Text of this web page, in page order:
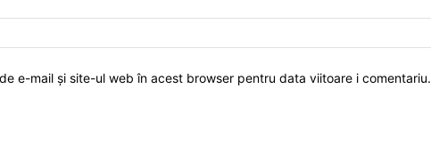
e-mail și site-ul web în acest browser pentru data viitoare i comentariu.